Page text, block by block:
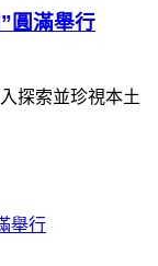
圓滿舉行
探索並珍視本土
舉行